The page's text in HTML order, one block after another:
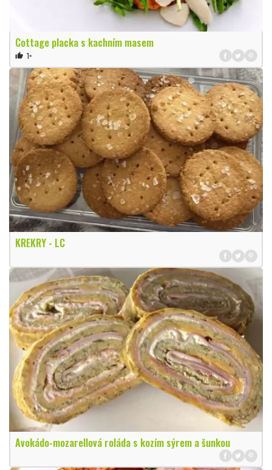
Cottage placka s kachním masem
thumb_up 1×
KREKRY - LC
Avokádo-mozarellová roláda s kozím sýrem a šunkou